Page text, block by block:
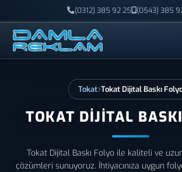
(0312) 385 92 25 (0543) 385
Tokat Tokat Dijital Baskı
TOKAT DIJITAL
Tokat Dijital Baskı Folyo ile kaliteli ve
çözümleri sunuyoruz. İhtiyacınıza uygun